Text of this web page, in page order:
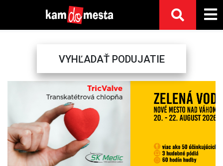
VYHĽADAŤ PODUJATIE
Previous